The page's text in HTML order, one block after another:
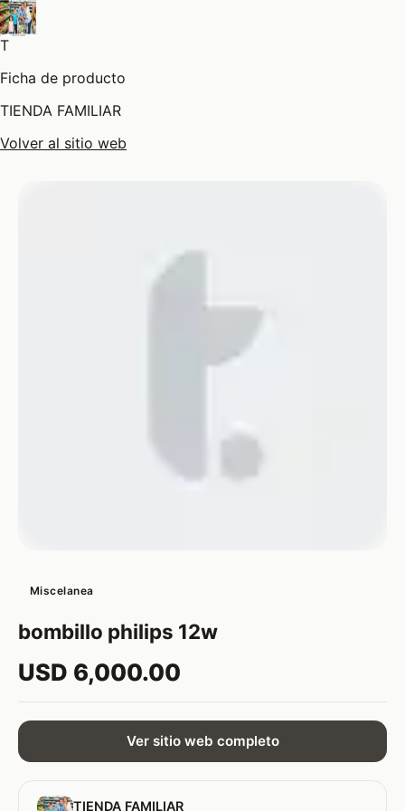
T
Ficha de producto
TIENDA FAMILIAR
Volver al sitio web
Miscelanea
bombillo philips 12w
USD 6,000.00
Ver sitio web completo
TIENDA FAMILIAR